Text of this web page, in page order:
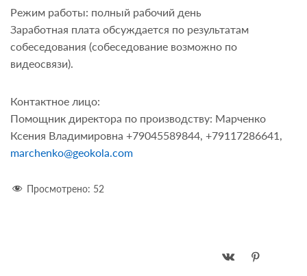
Режим работы: полный рабочий день
Заработная плата обсуждается по результатам
собеседования (собеседование возможно по
видеосвязи).
Контактное лицо:
Помощник директора по производству: Марченко
Ксения Владимировна +79045589844, +79117286641,
marchenko@geokola.com
Просмотрено: 52